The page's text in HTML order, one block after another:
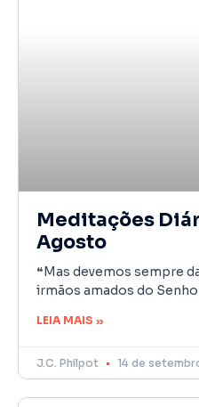
Meditações
Agosto
❝Mas devemos sempre
irmãos amados do
LEIA MAIS »
J.C. Philpot 14 de